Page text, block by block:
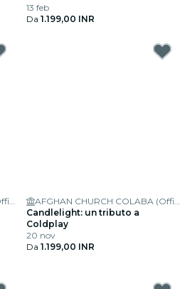
13 feb
Da 1.199,00 INR
AFGHAN CHURCH COLABA (Official)
AFGHAN CHURCH COLABA (Official)
Candlelight: un tributo a
Coldplay
20 nov
Da 1.199,00 INR